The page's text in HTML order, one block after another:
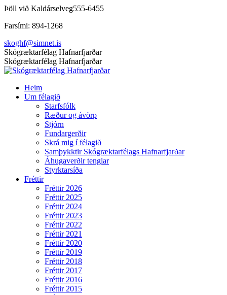
Skip
content
Þöll við Kaldárselveg555-6455
Farsími: 894-1268
skoghf@simnet.is
Facebook
page
opens
new
window
Skógræktarfélag Hafnarfjarðar
Skógræktarfélag Hafnarfjarðar
Heim
Um félagið
Starfsfólk
Ræður og ávörp
Stjórn
Fundargerðir
Skrá mig í félagið
Samþykktir Skógræktarfélags Hafnarfjarðar
Áhugaverðir tenglar
Styrktarsíða
Fréttir
Fréttir 2026
Fréttir 2025
Fréttir 2024
Fréttir 2023
Fréttir 2022
Fréttir 2021
Fréttir 2020
Fréttir 2019
Fréttir 2018
Fréttir 2017
Fréttir 2016
Fréttir 2015